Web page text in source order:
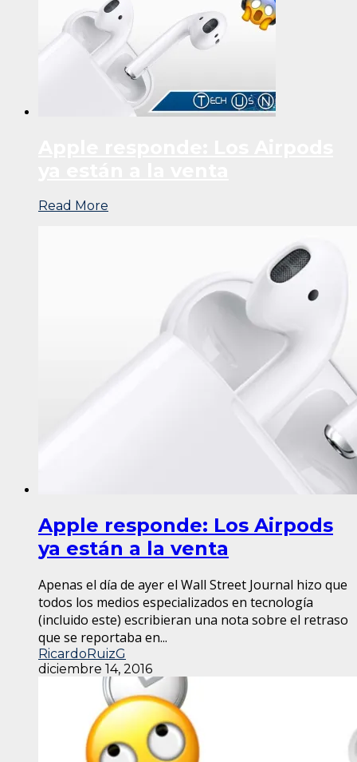
Read More
Apple responde: Los Airpods
ya están a la venta
Apenas el día de ayer el Wall Street Journal hizo que
todos los medios especializados en tecnología
(incluido este) escribieran una nota sobre el retraso
que se reportaba en...
RicardoRuizG
diciembre 14, 2016